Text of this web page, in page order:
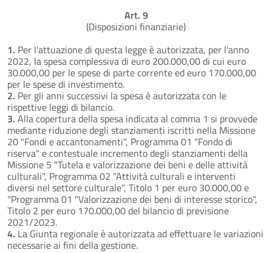
Art. 9
(Disposizioni finanziarie)
1. Per l'attuazione di questa legge è autorizzata, per l'anno
2022, la spesa complessiva di euro 200.000,00 di cui euro
30.000,00 per le spese di parte corrente ed euro 170.000,00
per le spese di investimento.
2. Per gli anni successivi la spesa è autorizzata con le
rispettive leggi di bilancio.
3. Alla copertura della spesa indicata al comma 1 si provvede
mediante riduzione degli stanziamenti iscritti nella Missione
20 "Fondi e accantonamenti", Programma 01 "Fondo di
riserva" e contestuale incremento degli stanziamenti della
Missione 5 "Tutela e valorizzazione dei beni e delle attività
culturali", Programma 02 "Attività culturali e interventi
diversi nel settore culturale", Titolo 1 per euro 30.000,00 e
"Programma 01 "Valorizzazione dei beni di interesse storico",
Titolo 2 per euro 170.000,00 del bilancio di previsione
2021/2023.
4. La Giunta regionale è autorizzata ad effettuare le variazioni
necessarie ai fini della gestione.